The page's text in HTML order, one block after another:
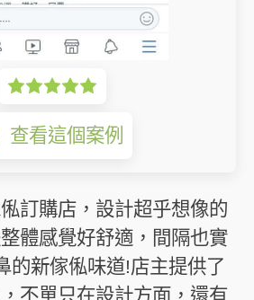
查看這個案例
訂購店，設計超乎想像的
體感覺好舒適，間隔也實
的新傢俬味道!店主提供了
不單只在設計方面，還有